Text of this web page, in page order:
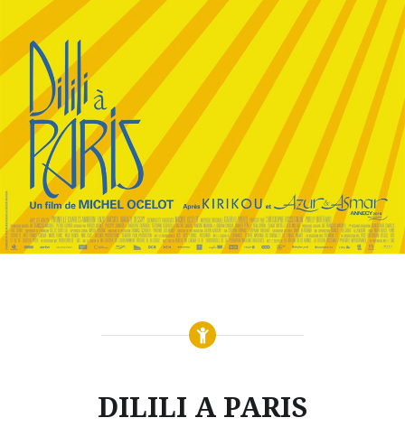
DILILI A PARIS